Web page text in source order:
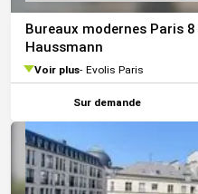
Bureaux modernes Paris
Haussmann
Voir plus Evolis Paris
Sur demande